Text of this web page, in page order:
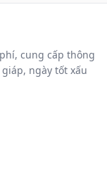
cung cấp thông
ngày tốt xấu